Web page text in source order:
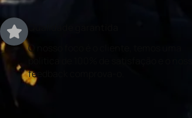
O nosso foco é o cliente, temos uma
politica de 100% de satisfação e o nosso
feedback comprova-o.